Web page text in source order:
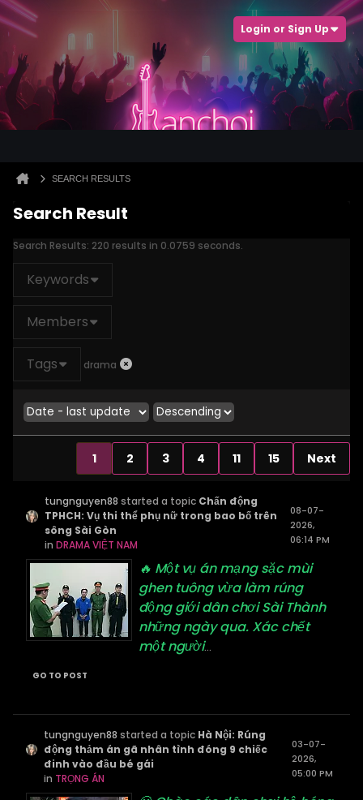
Login or Sign Up
SEARCH RESULTS
Search Result
Search Results: 220 results in 0.0759 seconds.
Keywords
Members
Tags drama
1 2 3 4 11 15 Next
tungnguyen88 started a topic Chấn động
TPHCH: Vụ thi thể phụ nữ trong bao bố trên
sông Sài Gòn
inDRAMA VIỆT NAM
08-07-
2026,
06:14 PM
🔥 Một vụ án mạng sặc mùi
ghen tuông vừa làm rúng
động giới dân chơi Sài Thành
những ngày qua. Xác chết
một người...
GO TO POST
tungnguyen88 started a topic Hà Nội: Rúng
động thảm án gã nhân tình đóng 9 chiếc
đinh vào đầu bé gái
in TRỌNG ÁN
03-07-
2026,
05:00 PM